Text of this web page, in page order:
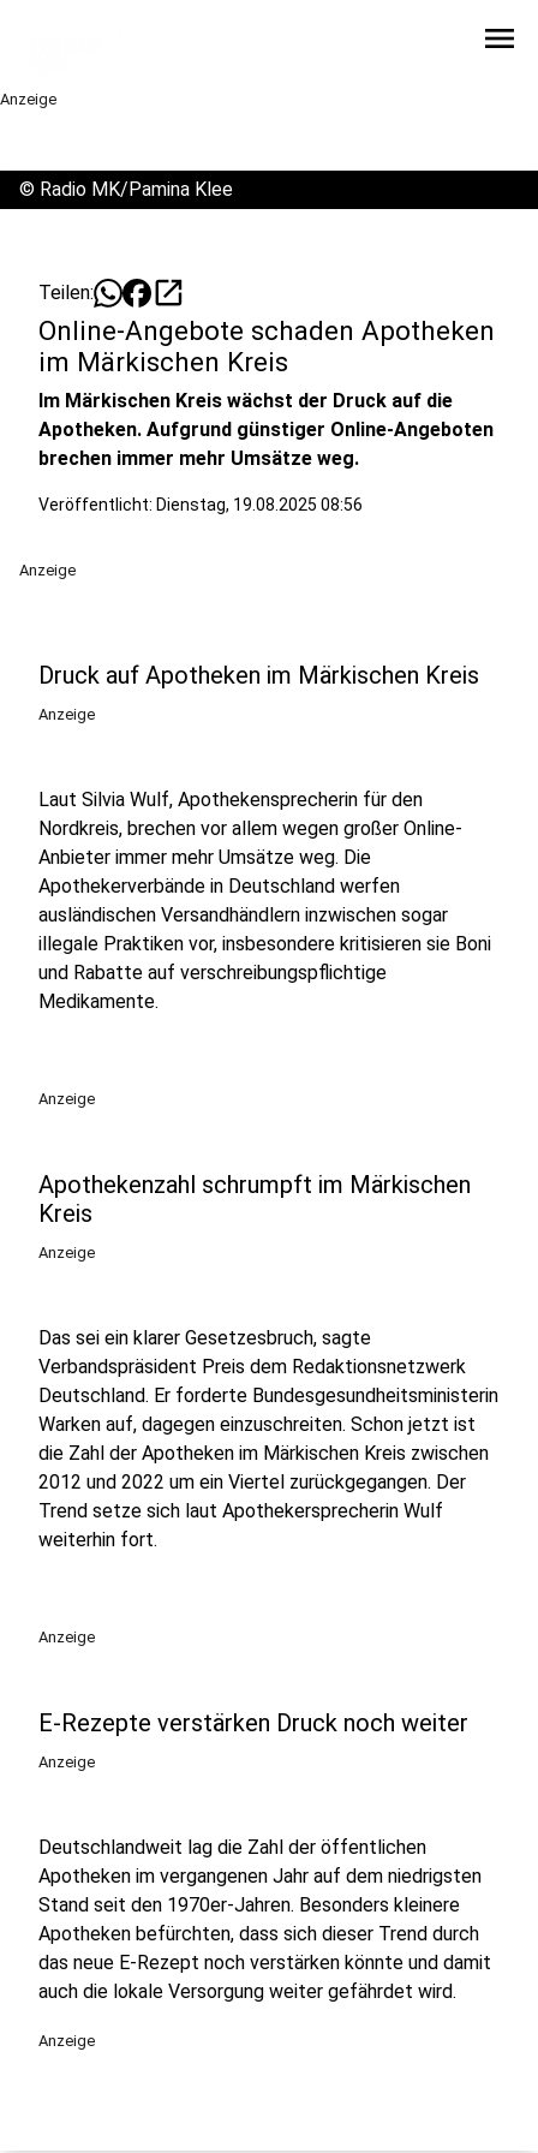
menu
Anzeige
© Radio MK/Pamina Klee
Teilen: open_in_new
Online-Angebote schaden Apotheken
im Märkischen Kreis
Im Märkischen Kreis wächst der Druck auf die
Apotheken. Aufgrund günstiger Online-Angeboten
brechen immer mehr Umsätze weg.
Veröffentlicht: Dienstag, 19.08.2025 08:56
Anzeige
Druck auf Apotheken im Märkischen Kreis
Anzeige
Laut Silvia Wulf, Apothekensprecherin für den
Nordkreis, brechen vor allem wegen großer Online-
Anbieter immer mehr Umsätze weg. Die
Apothekerverbände in Deutschland werfen
ausländischen Versandhändlern inzwischen sogar
illegale Praktiken vor, insbesondere kritisieren sie Boni
und Rabatte auf verschreibungspflichtige
Medikamente.
Anzeige
Apothekenzahl schrumpft im Märkischen
Kreis
Anzeige
Das sei ein klarer Gesetzesbruch, sagte
Verbandspräsident Preis dem Redaktionsnetzwerk
Deutschland. Er forderte Bundesgesundheitsministerin
Warken auf, dagegen einzuschreiten. Schon jetzt ist
die Zahl der Apotheken im Märkischen Kreis zwischen
2012 und 2022 um ein Viertel zurückgegangen. Der
Trend setze sich laut Apothekersprecherin Wulf
weiterhin fort.
Anzeige
E-Rezepte verstärken Druck noch weiter
Anzeige
Deutschlandweit lag die Zahl der öffentlichen
Apotheken im vergangenen Jahr auf dem niedrigsten
Stand seit den 1970er-Jahren. Besonders kleinere
Apotheken befürchten, dass sich dieser Trend durch
das neue E-Rezept noch verstärken könnte und damit
auch die lokale Versorgung weiter gefährdet wird.
Anzeige